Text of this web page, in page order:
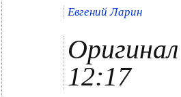
Евгений Ларин
Оригинал
12:17